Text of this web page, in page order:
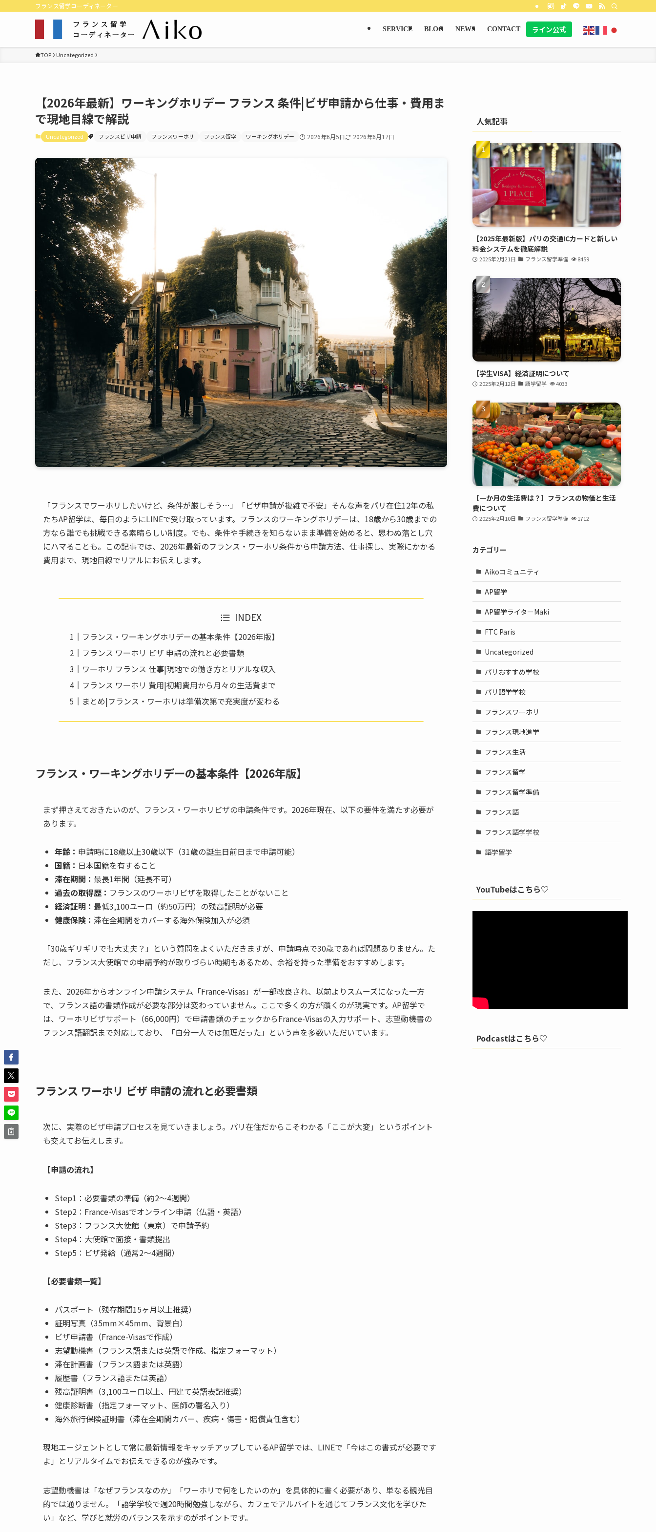
フランス留学コーディネーター
SERVICE BLOG NEWS CONTACT ライン公式
TOP Uncategorized
【2026年最新】ワーキングホリデー フランス 条件|ビザ申請から仕事・費用ま
で現地目線で解説
Uncategorized フランスビザ申請 フランスワーホリ フランス留学 ワーキングホリデー 2026年6月5日 2026年6月17日
「フランスでワーホリしたいけど、条件が厳しそう…」「ビザ申請が複雑で不安」そんな声をパリ在住12年の私
たちAP留学は、毎日のようにLINEで受け取っています。フランスのワーキングホリデーは、18歳から30歳までの
方なら誰でも挑戦できる素晴らしい制度。でも、条件や手続きを知らないまま準備を始めると、思わぬ落とし穴
にハマることも。この記事では、2026年最新のフランス・ワーホリ条件から申請方法、仕事探し、実際にかかる
費用まで、現地目線でリアルにお伝えします。
INDEX
フランス・ワーキングホリデーの基本条件【2026年版】
フランス ワーホリ ビザ 申請の流れと必要書類
ワーホリ フランス 仕事|現地での働き方とリアルな収入
フランス ワーホリ 費用|初期費用から月々の生活費まで
まとめ|フランス・ワーホリは準備次第で充実度が変わる
フランス・ワーキングホリデーの基本条件【2026年版】
まず押さえておきたいのが、フランス・ワーホリビザの申請条件です。2026年現在、以下の要件を満たす必要が
あります。
年齢： 申請時に18歳以上30歳以下（31歳の誕生日前日まで申請可能）
国籍： 日本国籍を有すること
滞在期間： 最長1年間（延長不可）
過去の取得歴： フランスのワーホリビザを取得したことがないこと
経済証明： 最低3,100ユーロ（約50万円）の残高証明が必要
健康保険： 滞在全期間をカバーする海外保険加入が必須
「30歳ギリギリでも大丈夫？」という質問をよくいただきますが、申請時点で30歳であれば問題ありません。た
だし、フランス大使館での申請予約が取りづらい時期もあるため、余裕を持った準備をおすすめします。
また、2026年からオンライン申請システム「France-Visas」が一部改良され、以前よりスムーズになった一方
で、フランス語の書類作成が必要な部分は変わっていません。ここで多くの方が躓くのが現実です。AP留学で
は、ワーホリビザサポート（66,000円）で申請書類のチェックからFrance-Visasの入力サポート、志望動機書の
フランス語翻訳まで対応しており、「自分一人では無理だった」という声を多数いただいています。
フランス ワーホリ ビザ 申請の流れと必要書類
次に、実際のビザ申請プロセスを見ていきましょう。パリ在住だからこそわかる「ここが大変」というポイント
も交えてお伝えします。
【申請の流れ】
Step1：必要書類の準備（約2〜4週間）
Step2：France-Visasでオンライン申請（仏語・英語）
Step3：フランス大使館（東京）で申請予約
Step4：大使館で面接・書類提出
Step5：ビザ発給（通常2〜4週間）
【必要書類一覧】
パスポート（残存期間15ヶ月以上推奨）
証明写真（35mm×45mm、背景白）
ビザ申請書（France-Visasで作成）
志望動機書（フランス語または英語で作成、指定フォーマット）
滞在計画書（フランス語または英語）
履歴書（フランス語または英語）
残高証明書（3,100ユーロ以上、円建て英語表記推奨）
健康診断書（指定フォーマット、医師の署名入り）
海外旅行保険証明書（滞在全期間カバー、疾病・傷害・賠償責任含む）
現地エージェントとして常に最新情報をキャッチアップしているAP留学では、LINEで「今はこの書式が必要です
よ」とリアルタイムでお伝えできるのが強みです。
志望動機書は「なぜフランスなのか」「ワーホリで何をしたいのか」を具体的に書く必要があり、単なる観光目
的では通りません。「語学学校で週20時間勉強しながら、カフェでアルバイトを通じてフランス文化を学びた
い」など、学びと就労のバランスを示すのがポイントです。
人気記事
【2025年最新版】パリの交通ICカードと新しい
料金システムを徹底解説
2025年2月21日 フランス留学準備 8459
【学生VISA】経済証明について
2025年2月12日 語学留学 4033
【一か月の生活費は？】フランスの物価と生活
費について
2025年2月10日 フランス留学準備 1712
カテゴリー
Aikoコミュニティ
AP留学
AP留学ライターMaki
FTC Paris
Uncategorized
パリおすすめ学校
パリ語学学校
フランスワーホリ
フランス現地進学
フランス生活
フランス留学
フランス留学準備
フランス語
フランス語学学校
語学留学
YouTubeはこちら♡
Podcastはこちら♡